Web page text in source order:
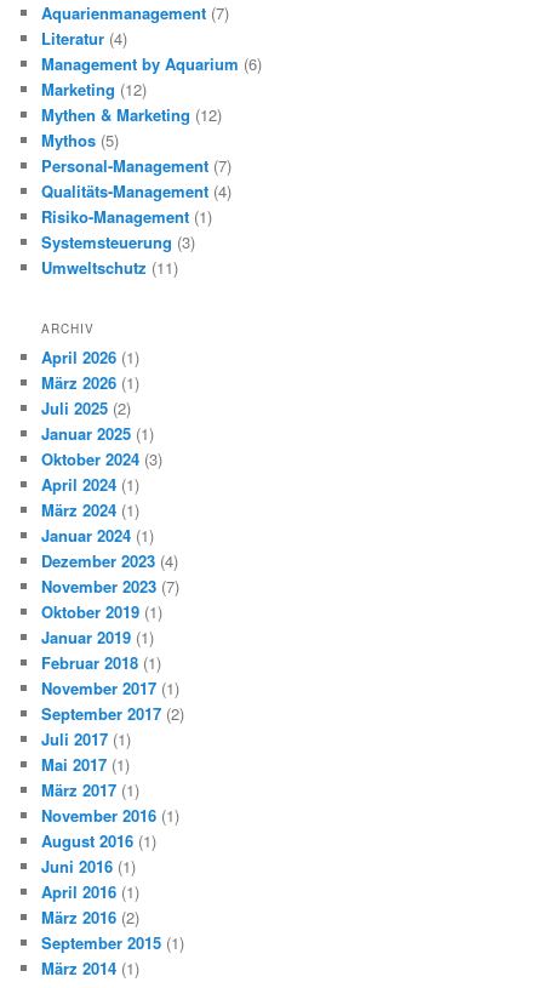
Aquarienmanagement (7)
Literatur (4)
Management by Aquarium (6)
Marketing (12)
Mythen & Marketing (12)
Mythos (5)
Personal-Management (7)
Qualitäts-Management (4)
Risiko-Management (1)
Systemsteuerung (3)
Umweltschutz (11)
ARCHIV
April 2026 (1)
März 2026 (1)
Juli 2025 (2)
Januar 2025 (1)
Oktober 2024 (3)
April 2024 (1)
März 2024 (1)
Januar 2024 (1)
Dezember 2023 (4)
November 2023 (7)
Oktober 2019 (1)
Januar 2019 (1)
Februar 2018 (1)
November 2017 (1)
September 2017 (2)
Juli 2017 (1)
Mai 2017 (1)
März 2017 (1)
November 2016 (1)
August 2016 (1)
Juni 2016 (1)
April 2016 (1)
März 2016 (2)
September 2015 (1)
März 2014 (1)